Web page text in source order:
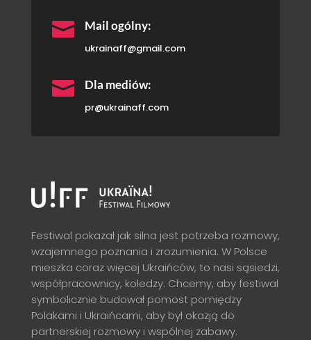
 Mail ogólny:
ukrainaff@gmail.com
 Dla mediów:
pr@ukrainaff.com
Festiwal pokazał jak silna jest potrzeba rozmowy,
wzajemnego poznania i zrozumienia. W Polsce
mieszka coraz więcej Ukraińców, to nasi sąsiedzi,
współpracownicy, koledzy. Chcemy, aby festiwal
symbolicznie budował pomost pomiędzy
Polakami i Ukraińcami, aby był okazją do
partnerskiej rozmowy i wspólnej zabawy.